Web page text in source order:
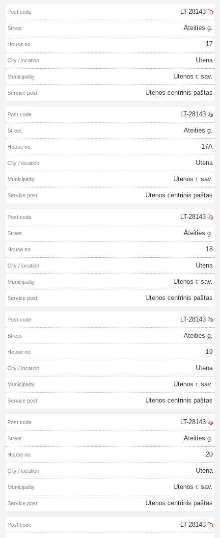
LT-28143
Ateities g.
17
Utena
Utenos r. sav.
Utenos centrinis paštas
LT-28143
Ateities g.
17A
Utena
Utenos r. sav.
Utenos centrinis paštas
LT-28143
Ateities g.
18
Utena
Utenos r. sav.
Utenos centrinis paštas
LT-28143
Ateities g.
19
Utena
Utenos r. sav.
Utenos centrinis paštas
LT-28143
Ateities g.
20
Utena
Utenos r. sav.
Utenos centrinis paštas
LT-28143